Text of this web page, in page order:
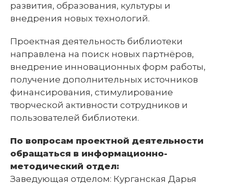
развития, образования, культуры и
внедрения новых технологий.
Проектная деятельность библиотеки
направлена на поиск новых партнёров,
внедрение инновационных форм работы,
получение дополнительных источников
финансирования, стимулирование
творческой активности сотрудников и
пользователей библиотеки.
По вопросам проектной деятельности
обращаться в информационно-
методический отдел:
Заведующая отделом: Курганская Дарья